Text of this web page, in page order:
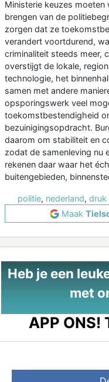
Ministerie keuzes
brengen van de
zorgen dat ze
verandert voortdurend,
criminaliteit steeds meer,
overstijgt de lokale,
technologie, het
samen met andere
opsporingswerk veel
toekomstbestendigheid
bezuinigingsopdracht.
daarom om stabiliteit en
zodat de samenleving nu
rekenen daar waar het
buitengebieden,
politie, nederland, druk
Maak
Heb je een
met
APP ONS!